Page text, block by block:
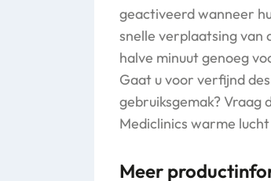
geactiveerd wanneer
snelle verplaatsing van
halve minuut genoeg
Gaat u voor verfijnd
gebruiksgemak? Vraag
Mediclinics warme
Meer